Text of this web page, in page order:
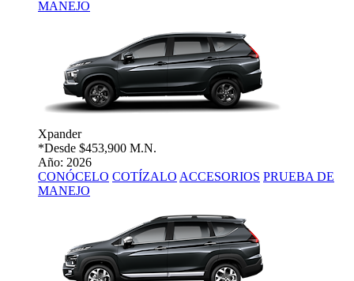
MANEJO
Xpander
*Desde $453,900 M.N.
Año: 2026
CONÓCELO COTÍZALO ACCESORIOS PRUEBA DE
MANEJO